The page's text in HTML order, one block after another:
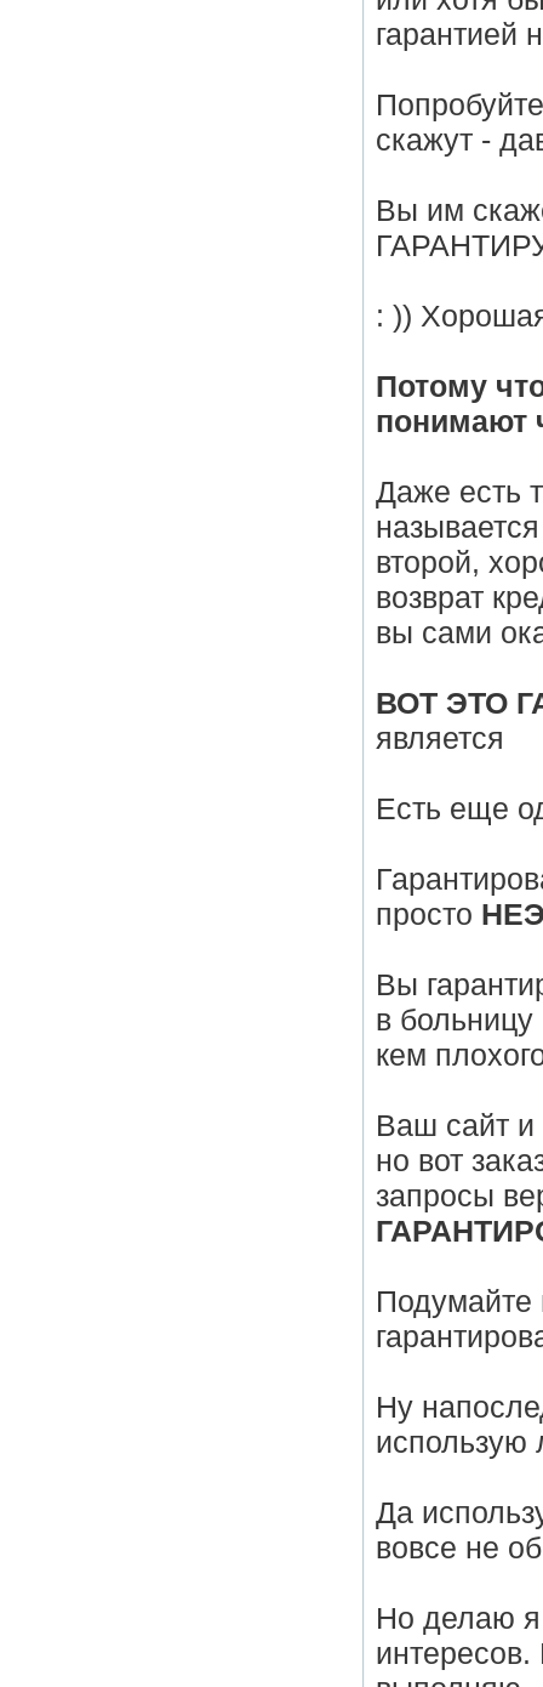
гарантией
скажут -
Вы им
: ))
Потому
понимают
Даже есть
второй,
возврат
вы сами
ВОТ ЭТО
является
Есть еще
просто
Вы
в
кем
Ваш сайт и
но вот
запросы
Подумайте
Ну
использую
Да
вовсе не
Но делаю я